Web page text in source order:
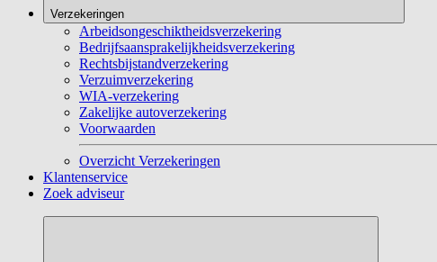
Verzekeringen
Arbeidsongeschiktheidsverzekering
Bedrijfsaansprakelijkheidsverzekering
Rechtsbijstandverzekering
Verzuimverzekering
WIA-verzekering
Zakelijke autoverzekering
Voorwaarden
Overzicht Verzekeringen
Klantenservice
Zoek adviseur